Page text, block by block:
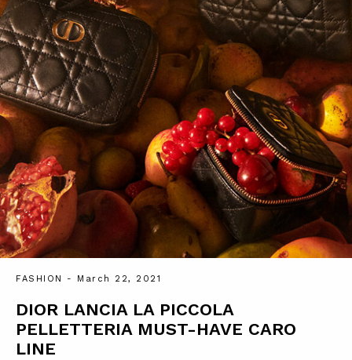
FASHION - March 22, 2021
DIOR LANCIA LA PICCOLA
PELLETTERIA MUST-HAVE CARO
LINE